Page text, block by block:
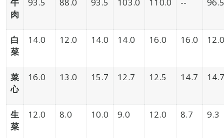
牛
肉
93.5 88.0 93.5 103.0 110.0 --
白
菜
14.0 12.0 14.0 14.0 16.0 16.0
菜
心
16.0 13.0 15.7 12.7 12.5 14.7
生
菜
12.0 8.0 10.0 9.0 12.0 8.7 9.3